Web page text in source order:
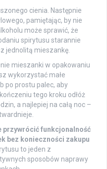
cienia. Następnie
pamiętając, by nie
może sprawić, że
spirytusu starannie
jednolitą mieszankę.
mieszanki w opakowaniu
wykorzystać małe
po prostu palec, aby
tego kroku odłóż
a najlepiej na całą noc –
przywrócić funkcjonalność
bez konieczności zakupu
to jeden z
sposobów naprawy